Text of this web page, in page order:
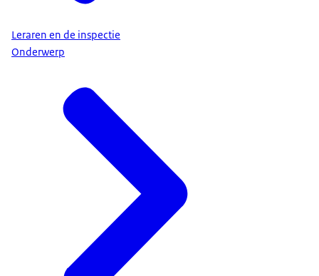
Leraren en de inspectie
Onderwerp